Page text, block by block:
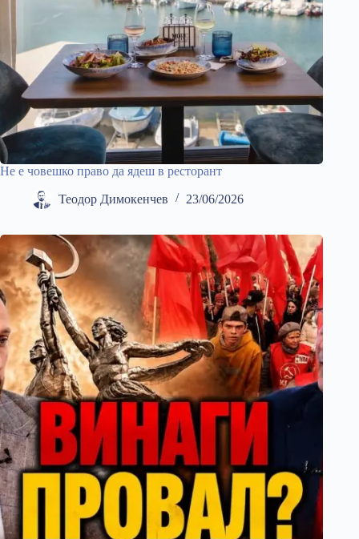
Не е човешко право да ядеш в ресторант
Теодор Димокенчев 23/06/2026